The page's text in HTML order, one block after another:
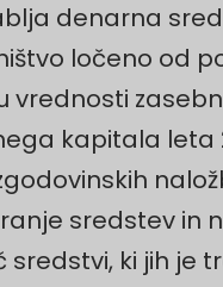
denarna
ločeno od
kapitala leta
sredstev in
ki jih je